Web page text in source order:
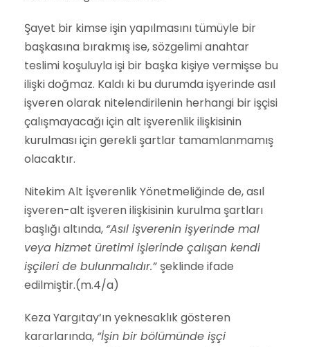
Şayet bir kimse işin yapılmasını tümüyle bir
başkasına bırakmış ise, sözgelimi anahtar
teslimi koşuluyla işi bir başka kişiye vermişse bu
ilişki doğmaz. Kaldı ki bu durumda işyerinde asıl
işveren olarak nitelendirilenin herhangi bir işçisi
çalışmayacağı için alt işverenlik ilişkisinin
kurulması için gerekli şartlar tamamlanmamış
olacaktır.
Nitekim Alt İşverenlik Yönetmeliğinde de, asıl
işveren-alt işveren ilişkisinin kurulma şartları
başlığı altında, “Asıl işverenin işyerinde mal
veya hizmet üretimi işlerinde çalışan kendi
işçileri de bulunmalıdır.” şeklinde ifade
edilmiştir.(m.4/a)
Keza Yargıtay’ın yeknesaklık gösteren
kararlarında, “İşin bir bölümünde işçi